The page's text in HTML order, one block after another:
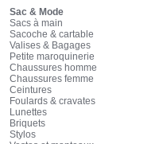
Sac & Mode
Sacs à main
Sacoche & cartable
Valises & Bagages
Petite maroquinerie
Chaussures homme
Chaussures femme
Ceintures
Foulards & cravates
Lunettes
Briquets
Stylos